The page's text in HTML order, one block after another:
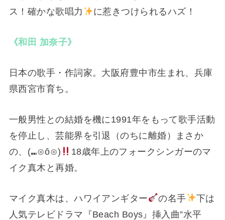
ス！確かな歌唱力
に惹きつけられるハズ！
《和田 加奈子》
日本の歌手・作詞家。大阪府豊中市生まれ、兵庫
県西宮市育ち。
一般男性との結婚を機に1991年をもって歌手活動
を停止し、芸能界を引退（のちに離婚）まさか
の、⁠(⁠⑉⁠⊙⁠ȏ⁠⊙⁠)
18歳年上のフォークシンガーのマ
イク真木と再婚。
マイク真木は、ハワイアンギター の名手
下は
人気テレビドラマ『Beach Boys』挿入曲”水平